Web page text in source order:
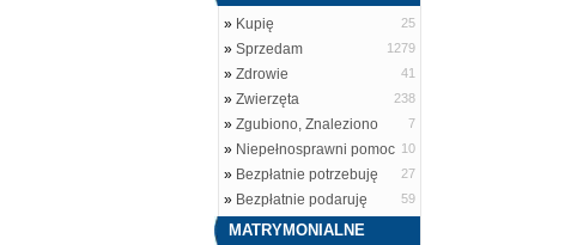
» Kupię 25
» Sprzedam 1279
» Zdrowie 41
» Zwierzęta 238
» Zgubiono, Znaleziono 7
» Niepełnosprawni pomoc 10
» Bezpłatnie potrzebuję 27
» Bezpłatnie podaruję 59
MATRYMONIALNE